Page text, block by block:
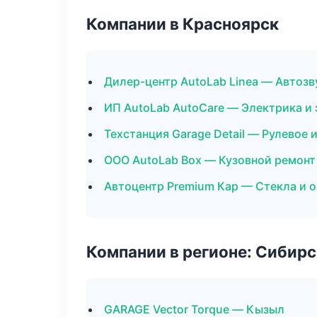
Компании в Красноярск
Дилер-центр AutoLab Linea —
ИП AutoLab AutoCare — Электрика и
Техстанция Garage Detail — Рулевое
ООО AutoLab Box — Кузовной ремонт
Автоцентр Premium Кар — Стекла и
Компании в регионе:
GARAGE Vector Torque — Кызыл